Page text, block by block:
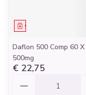
Geneesmiddel
Daflon 500 Comp 60 X
500mg
€ 22,75